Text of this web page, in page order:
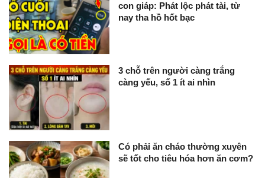
con giáp: Phát lộc phát tài, từ
nay tha hồ hốt bạc
3 chỗ trên người càng trắng
càng yếu, số 1 ít ai nhìn
Có phải ăn cháo thường xuyên
sẽ tốt cho tiêu hóa hơn ăn cơm?